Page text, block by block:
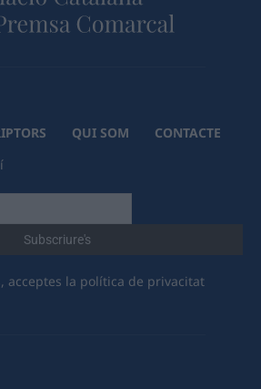
QUI SOM
CONTACTE
acceptes la política de privacitat